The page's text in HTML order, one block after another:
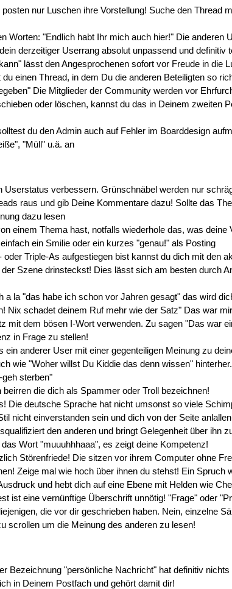
nur Luschen ihre Vorstellung! Suche den Thread
Worten: "Endlich habt Ihr mich auch hier!" Die anderen
derzeitiger Userrang absolut unpassend und
lässt den Angesprochenen sofort vor Freude in die
einen Thread, in dem Du die anderen Beteiligten so
Die Mitglieder der Community werden vor
oder löschen, kannst du das in Deinem zweiten
du den Admin auch auf Fehler im Boarddesign
"Müll" u.ä. an
Userstatus verbessern. Grünschnäbel werden nur
raus und gib Deine Kommentare dazu! Sollte das
dazu lesen
einem Thema hast, notfalls wiederhole das, was deine
ein Smilie oder ein kurzes "genau!" als Posting
Triple-As aufgestiegen bist kannst du dich mit den
Szene drinsteckst! Dies lässt sich am besten durch
a la "das habe ich schon vor Jahren gesagt" das wird
Nix schadet deinem Ruf mehr wie der Satz" Das war
mit dem bösen I-Wort verwenden. Zu sagen "Das war
in Frage zu stellen!
ein anderer User mit einer gegenteiligen Meinung zu
wie "Woher willst Du Kiddie das denn wissen"
sterben"
die dich als Spammer oder Troll bezeichnen!
Die deutsche Sprache hat nicht umsonst so viele
nicht einverstanden sein und dich von der Seite
den anderen und bringt Gelegenheit über ihn
Wort "muuuhhhaaa", es zeigt deine Kompetenz!
Störenfriede! Die sitzen vor ihrem Computer ohne
Zeige mal wie hoch über ihnen du stehst! Ein
und hebt dich auf eine Ebene mit Helden wie
ist eine vernünftige Überschrift unnötig! "Frage" oder
die vor dir geschrieben haben. Nein, einzelne
scrollen um die Meinung des anderen zu lesen!
Bezeichnung "persönliche Nachricht" hat definitiv
in Deinem Postfach und gehört damit dir!